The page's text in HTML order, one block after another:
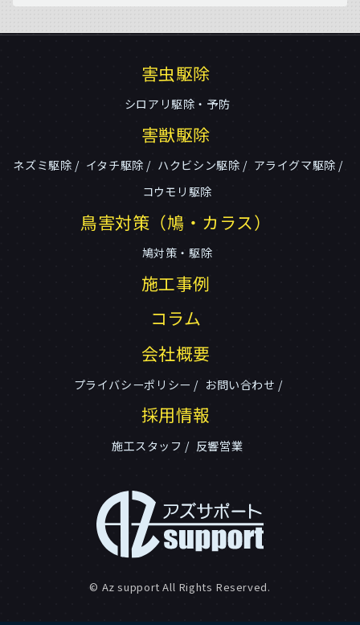
害虫駆除
シロアリ駆除・予防
害獣駆除
ネズミ駆除 イタチ駆除 ハクビシン駆除
アライグマ駆除
コウモリ駆除
鳥害対策（鳩・カラス）
鳩対策・駆除
施工事例
コラム
会社概要
プライバシーポリシー お問い合わせ
採用情報
施工スタッフ 反響営業
© Az support All Rights Reserved.